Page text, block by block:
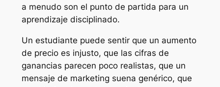
a menudo son el punto de partida para un
aprendizaje disciplinado.
Un estudiante puede sentir que un aumento
de precio es injusto, que las cifras de
ganancias parecen poco realistas, que un
mensaje de marketing suena genérico, que